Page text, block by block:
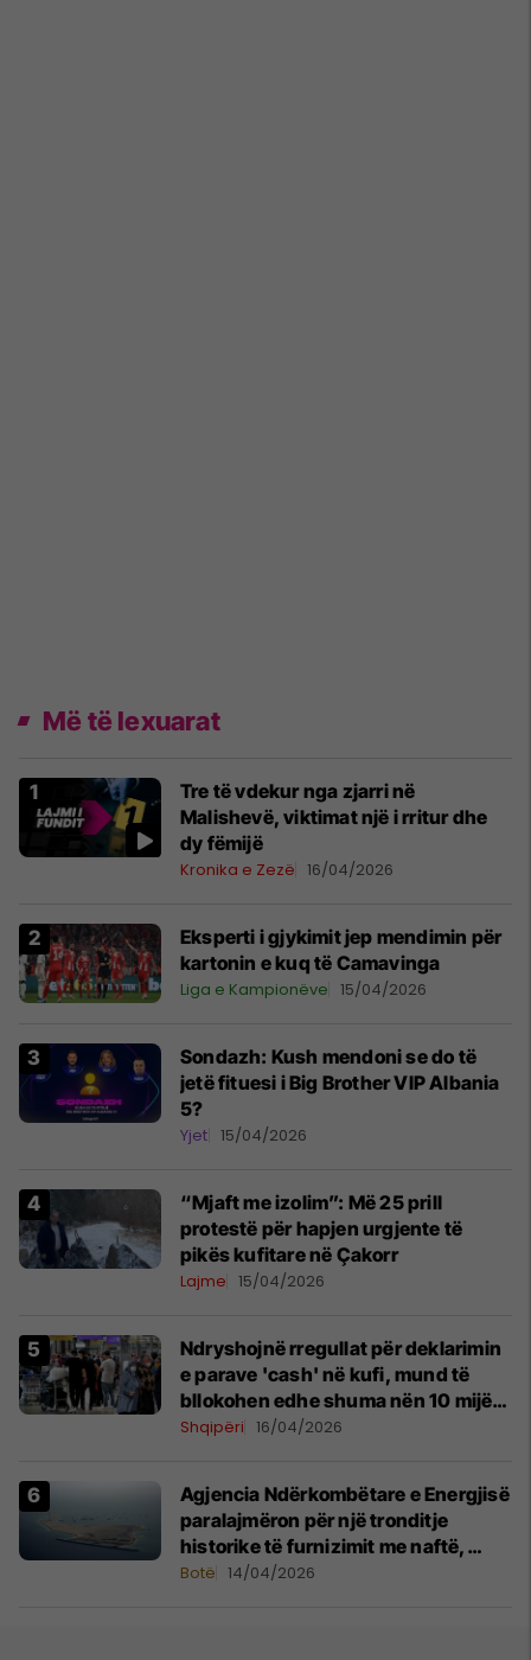
Më të lexuarat
Tre të vdekur nga zjarri në
Malishevë, viktimat një i rritur dhe
dy fëmijë
Kronika e Zezë 16/04/2026
Eksperti i gjykimit jep mendimin për
kartonin e kuq të Camavinga
Liga e Kampionëve 15/04/2026
Sondazh: Kush mendoni se do të
jetë fituesi i Big Brother VIP Albania
5?
Yjet 15/04/2026
“Mjaft me izolim”: Më 25 prill
protestë për hapjen urgjente të
pikës kufitare në Çakorr
Lajme 15/04/2026
Ndryshojnë rregullat për deklarimin
e parave 'cash' në kufi, mund të
bllokohen edhe shuma nën 10 mijë
euro
Shqipëri 16/04/2026
Agjencia Ndërkombëtare e Energjisë
paralajmëron për një tronditje
historike të furnizimit me naftë,
ndërsa lufta me Iranin mbyt tregjet
Botë 14/04/2026